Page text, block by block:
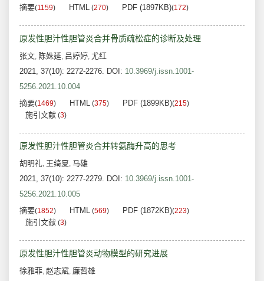
摘要(1159) HTML (270) PDF (1897KB)(172)
原发性胆汁性胆管炎合并骨质疏松症的诊断及处理
张文, 陈姝延, 吕婷婷, 尤红
2021, 37(10): 2272-2276. DOI: 10.3969/j.issn.1001-
5256.2021.10.004
摘要(1469) HTML (375) PDF (1899KB)(215)
施引文献 (3)
原发性胆汁性胆管炎合并转氨酶升高的思考
胡明礼, 王绮夏, 马雄
2021, 37(10): 2277-2279. DOI: 10.3969/j.issn.1001-
5256.2021.10.005
摘要(1852) HTML (569) PDF (1872KB)(223)
施引文献 (3)
原发性胆汁性胆管炎动物模型的研究进展
徐雅菲, 赵志斌, 廉哲雄